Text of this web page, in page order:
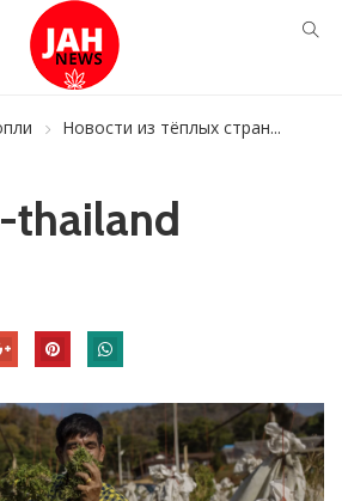
Новости из тёплых стран...
thailand